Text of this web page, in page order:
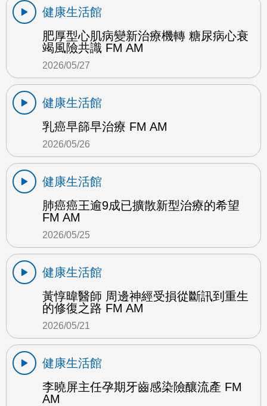
健康生活館
肥厚型心肌病變新治療機轉 糖尿病心衰
竭風險共識 FM AM
2026/05/27
健康生活館
乳癌早篩早治療 FM AM
2026/05/26
健康生活館
肺癌癌王逾9成已擴散新型治療的希望
FM AM
2026/05/25
健康生活館
黃惇暐醫師 周邊神經受損從斷訊到重生
的修復之路 FM AM
2026/05/21
健康生活館
李曉屏主任孕期牙齒感染險釀流產 FM
AM